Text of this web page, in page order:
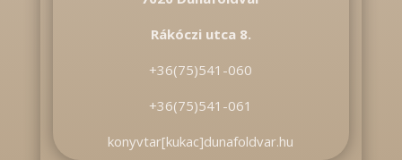
Rákóczi utca 8.
+36(75)541-060
+36(75)541-061
konyvtar[kukac]dunafoldvar.hu